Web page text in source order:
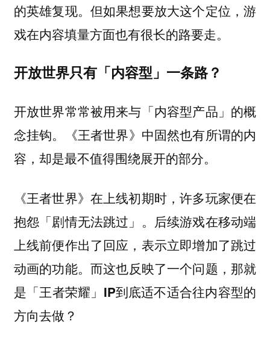
的英雄复现。但如果想要放大这个定位，游
戏在内容填量方面也有很长的路要走。
开放世界只有「内容型」一条路？
开放世界常常被用来与「内容型产品」的概
念挂钩。
《王者世界》中固然也有所谓的内
容，却是最不值得围绕展开的部分。
《王者世界》在上线初期时，许多玩家便在
抱怨「剧情无法跳过」。后续游戏在移动端
上线前便作出了回应，表示立即增加了跳过
动画的功能。 而这也反映了一个问题，那就
是「王者荣耀」IP到底适不适合往内容型的
方向去做？